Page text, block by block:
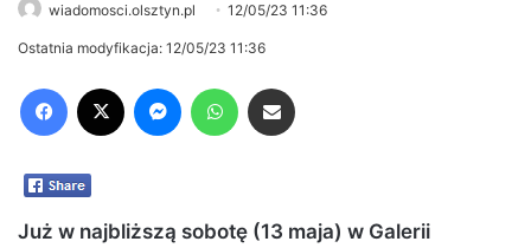
wiadomosci.olsztyn.pl 12/05/23 11:36
Ostatnia modyfikacja: 12/05/23 11:36
Już w najbliższą sobotę (13 maja) w Galerii